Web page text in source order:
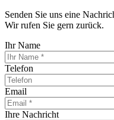
Senden Sie uns eine
Wir rufen Sie gern zurück.
Ihr Name
Telefon
Email
Ihre Nachricht